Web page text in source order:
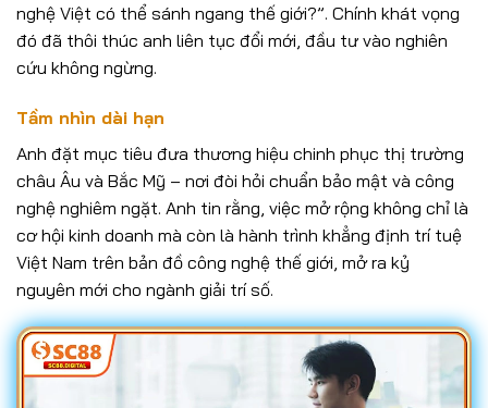
nghệ Việt có thể sánh ngang thế giới?”. Chính khát vọng
đó đã thôi thúc anh liên tục đổi mới, đầu tư vào nghiên
cứu không ngừng.
Tầm nhìn dài hạn
Anh đặt mục tiêu đưa thương hiệu chinh phục thị trường
châu Âu và Bắc Mỹ – nơi đòi hỏi chuẩn bảo mật và công
nghệ nghiêm ngặt. Anh tin rằng, việc mở rộng không chỉ là
cơ hội kinh doanh mà còn là hành trình khẳng định trí tuệ
Việt Nam trên bản đồ công nghệ thế giới, mở ra kỷ
nguyên mới cho ngành giải trí số.